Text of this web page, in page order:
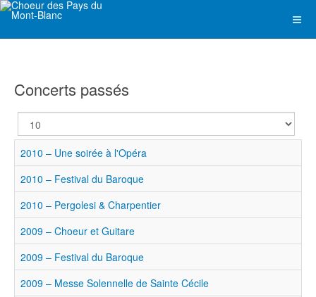
Concerts passés
Afficher
#
2010 – Une soirée à l'Opéra
2010 – Festival du Baroque
2010 – Pergolesi & Charpentier
2009 – Choeur et Guitare
2009 – Festival du Baroque
2009 – Messe Solennelle de Sainte Cécile